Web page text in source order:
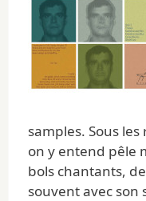
samples. Sous
on y entend pêle
bols chantants,
souvent avec son